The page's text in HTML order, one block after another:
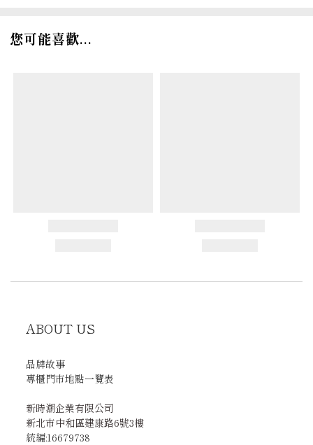
您可能喜歡...
ABOUT US
品牌故事
專櫃門市地點一覽表
新時潮企業有限公司
新北市中和區建康路6號3樓
統編:16679738